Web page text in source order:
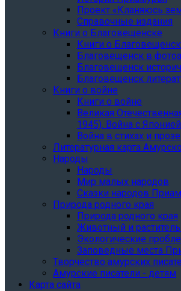
Проект «Кланяюсь
Справочные издания
Книги о Благовещенске
Книги о
Благовещенск в
Благовещенск
Благовещенск
Книги о войне
Книги о войне
Великая
1945). Война с
Война в стихах и прозе
Литературная карта
Народы
Народы
Мир малых народов
Сказки народов
Природа родного края
Природа родного края
Животный и
Экологические
Заповедные места
Творчество амурских
Амурские писатели - детям
Карта сайта